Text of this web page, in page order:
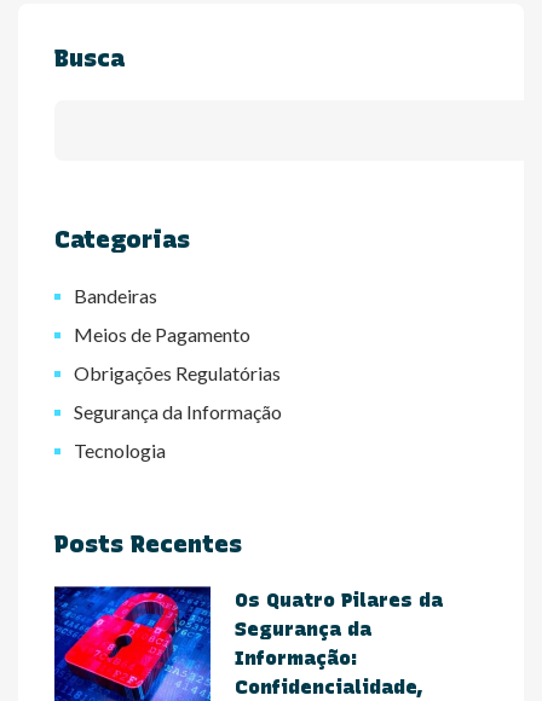
Busca
Categorias
Bandeiras
Meios de Pagamento
Obrigações Regulatórias
Segurança da Informação
Tecnologia
Posts Recentes
Os Quatro Pilares da
Segurança da
Informação:
Confidencialidade,